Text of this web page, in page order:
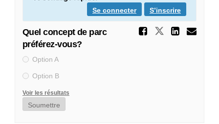
S’inscrire
Se connecter
Partager
Quel concept de parc
préférez-vous?
Option A
Option B
Voir les résultats
Soumettre